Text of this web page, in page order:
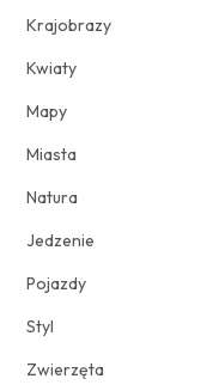
Krajobrazy
Kwiaty
Mapy
Miasta
Natura
Jedzenie
Pojazdy
Styl
Zwierzęta